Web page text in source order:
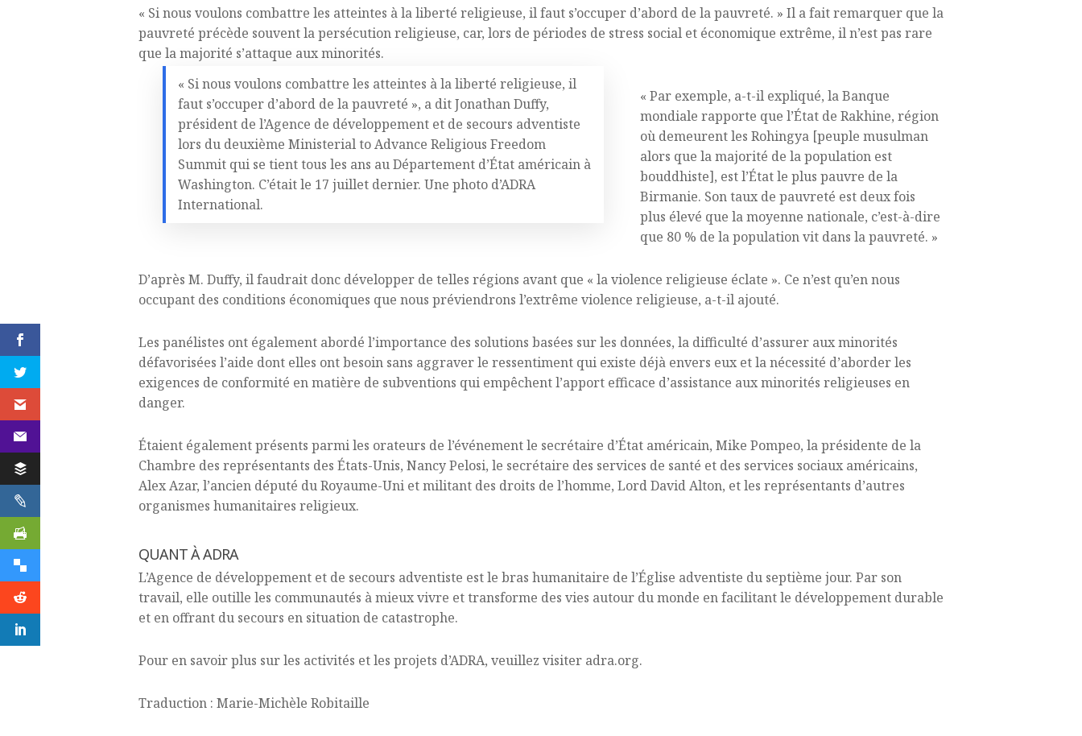
« Si nous voulons combattre les atteintes à la liberté religieuse, il faut s’occuper d’abord de la pauvreté. » Il a fait remarquer que la
pauvreté précède souvent la persécution religieuse, car, lors de périodes de stress social et économique extrême, il n’est pas rare
que la majorité s’attaque aux minorités.
« Si nous voulons combattre les atteintes à la liberté religieuse, il
faut s’occuper d’abord de la pauvreté », a dit Jonathan Duffy,
président de l’Agence de développement et de secours adventiste
lors du deuxième Ministerial to Advance Religious Freedom
Summit qui se tient tous les ans au Département d’État américain à
Washington. C’était le 17 juillet dernier. Une photo d’ADRA
International.
« Par exemple, a-t-il expliqué, la Banque
mondiale rapporte que l’État de Rakhine, région
où demeurent les Rohingya [peuple musulman
alors que la majorité de la population est
bouddhiste], est l’État le plus pauvre de la
Birmanie. Son taux de pauvreté est deux fois
plus élevé que la moyenne nationale, c’est-à-dire
que 80 % de la population vit dans la pauvreté. »
D’après M. Duffy, il faudrait donc développer de telles régions avant que « la violence religieuse éclate ». Ce n’est qu’en nous
occupant des conditions économiques que nous préviendrons l’extrême violence religieuse, a-t-il ajouté.
Les panélistes ont également abordé l’importance des solutions basées sur les données, la difficulté d’assurer aux minorités
défavorisées l’aide dont elles ont besoin sans aggraver le ressentiment qui existe déjà envers eux et la nécessité d’aborder les
exigences de conformité en matière de subventions qui empêchent l’apport efficace d’assistance aux minorités religieuses en
danger.
Étaient également présents parmi les orateurs de l’événement le secrétaire d’État américain, Mike Pompeo, la présidente de la
Chambre des représentants des États-Unis, Nancy Pelosi, le secrétaire des services de santé et des services sociaux américains,
Alex Azar, l’ancien député du Royaume-Uni et militant des droits de l’homme, Lord David Alton, et les représentants d’autres
organismes humanitaires religieux.
QUANT À ADRA
L’Agence de développement et de secours adventiste est le bras humanitaire de l’Église adventiste du septième jour. Par son
travail, elle outille les communautés à mieux vivre et transforme des vies autour du monde en facilitant le développement durable
et en offrant du secours en situation de catastrophe.
Pour en savoir plus sur les activités et les projets d’ADRA, veuillez visiter adra.org.
Traduction : Marie-Michèle Robitaille